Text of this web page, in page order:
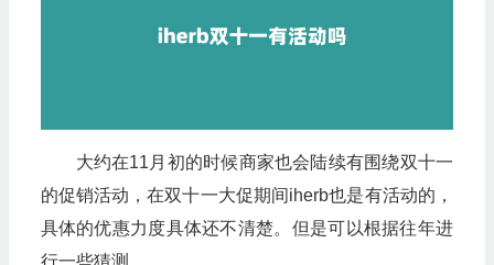
大约在11月初的时候商家也会陆续有围绕双十一
的促销活动，在双十一大促期间iherb也是有活动的，
具体的优惠力度具体还不清楚。但是可以根据往年进